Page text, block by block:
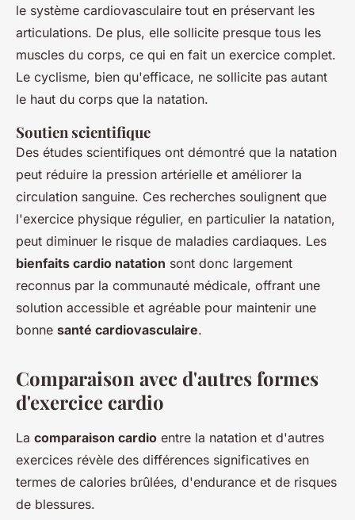
le système cardiovasculaire tout en préservant les
articulations. De plus, elle sollicite presque tous les
muscles du corps, ce qui en fait un exercice complet.
Le cyclisme, bien qu'efficace, ne sollicite pas autant
le haut du corps que la natation.
Soutien scientifique
Des études scientifiques ont démontré que la natation
peut réduire la pression artérielle et améliorer la
circulation sanguine. Ces recherches soulignent que
l'exercice physique régulier, en particulier la natation,
peut diminuer le risque de maladies cardiaques. Les
bienfaits cardio natation sont donc largement
reconnus par la communauté médicale, offrant une
solution accessible et agréable pour maintenir une
bonne santé cardiovasculaire.
Comparaison avec d'autres formes
d'exercice cardio
La comparaison cardio entre la natation et d'autres
exercices révèle des différences significatives en
termes de calories brûlées, d'endurance et de risques
de blessures.